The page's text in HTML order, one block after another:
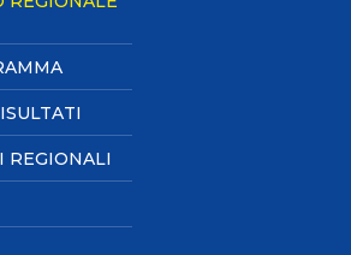
Nuova Canoa Ricerca
Convegni e Documenti
REGIONALI